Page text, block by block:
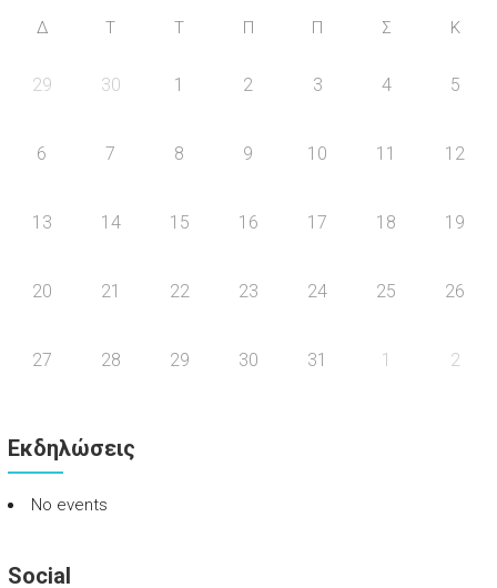
Δ Τ Τ Π Π Σ Κ
29 30 1 2 3 4 5
6 7 8 9 10 11 12
13 14 15 16 17 18 19
20 21 22 23 24 25 26
27 28 29 30 31 1 2
Εκδηλώσεις
No events
Social